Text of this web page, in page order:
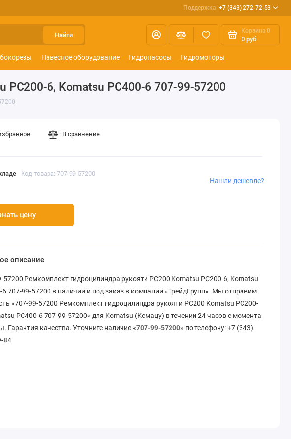
Поддержка +7 (343) 272-72-53
Найти
Корзина 0
0 руб
Навесное оборудование Гидронасосы Гидромоторы
6, Komatsu PC400-6 707-99-57200
Код товара: 707-99-57200
цену
Нашли дешевле?
В сравнение
описание
57200 Ремкомплект гидроцилиндра рукояти РС200 Komatsu PC200-6, Komatsu
6 707-99-57200 в наличии и под заказ в компании «ТрейдГрупп». Мы отправим
«707-99-57200 Ремкомплект гидроцилиндра рукояти РС200 Komatsu PC200-
PC400-6 707-99-57200» для Komatsu (Комацу) в течении 24 часов с момента
Гарантия качества. Уточните наличие «707-99-57200» по телефону: +7 (343)
84